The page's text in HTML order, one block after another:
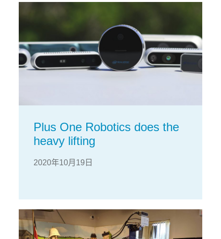
Plus One Robotics does the
heavy lifting
2020年10月19日